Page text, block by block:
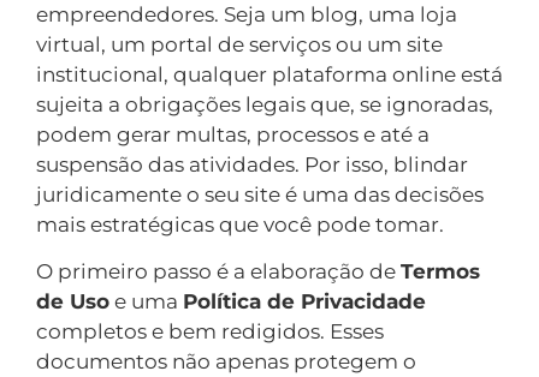
empreendedores. Seja um blog, uma loja
virtual, um portal de serviços ou um site
institucional, qualquer plataforma online está
sujeita a obrigações legais que, se ignoradas,
podem gerar multas, processos e até a
suspensão das atividades. Por isso, blindar
juridicamente o seu site é uma das decisões
mais estratégicas que você pode tomar.
O primeiro passo é a elaboração de Termos
de Uso e uma Política de Privacidade
completos e bem redigidos. Esses
documentos não apenas protegem o